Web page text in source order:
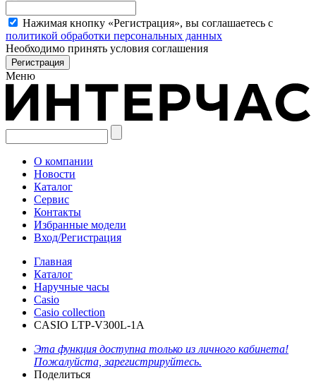
Нажимая кнопку «Регистрация», вы соглашаетесь с
политикой обработки персональных данных
Необходимо принять условия соглашения
Меню
О компании
Новости
Каталог
Сервис
Контакты
Избранные модели
Вход/Регистрация
Главная
Каталог
Наручные часы
Casio
Casio collection
CASIO LTP-V300L-1A
Эта функция доступна только из личного кабинета!
Пожалуйста, зарегистрируйтесь.
Поделиться